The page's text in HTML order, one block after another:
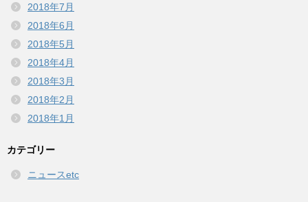
2018年7月
2018年6月
2018年5月
2018年4月
2018年3月
2018年2月
2018年1月
カテゴリー
ニュースetc